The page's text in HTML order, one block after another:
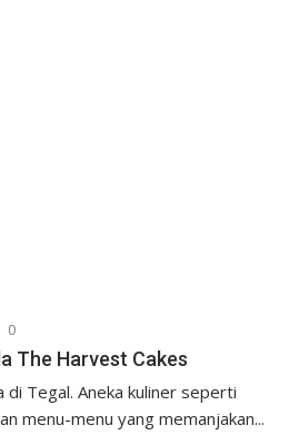
0
The Harvest Cakes
di Tegal. Aneka kuliner seperti
menu-menu yang memanjakan...